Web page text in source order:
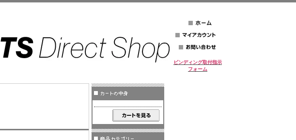
ビンディング取付指示
フォーム